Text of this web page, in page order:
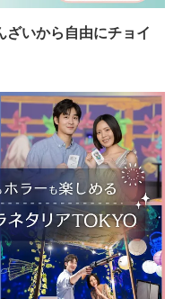
いから自由にチョイ